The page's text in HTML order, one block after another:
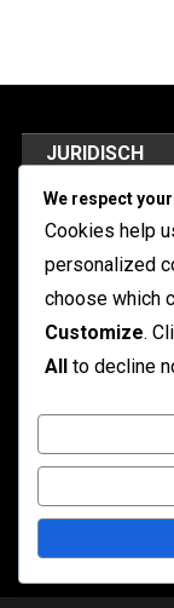
JURIDISCH
Ons verhaal
Neem contact
Privacybeleid
ZOEKEN
We respect
Cookies help
personalized
choose which
Customize.
All to decline